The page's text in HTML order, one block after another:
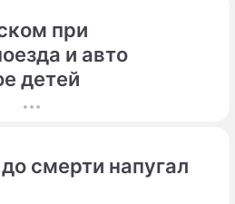
отношениям двух
при
и авто
детей
смерти напугал